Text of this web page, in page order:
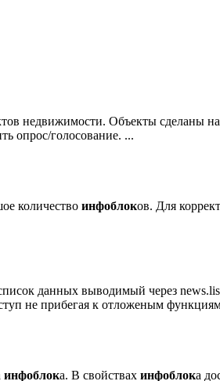
недвижимости. Объекты сделаны
опрос/голосование. ...
количество инфоблоков. Для
данных выводимый через
не прибегая к отложеным
инфоблока. В свойствах инфоблока